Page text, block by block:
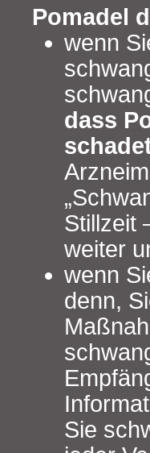
Pomadel
wenn
dass
Stillzeit
weiter
wenn
denn,
Sie